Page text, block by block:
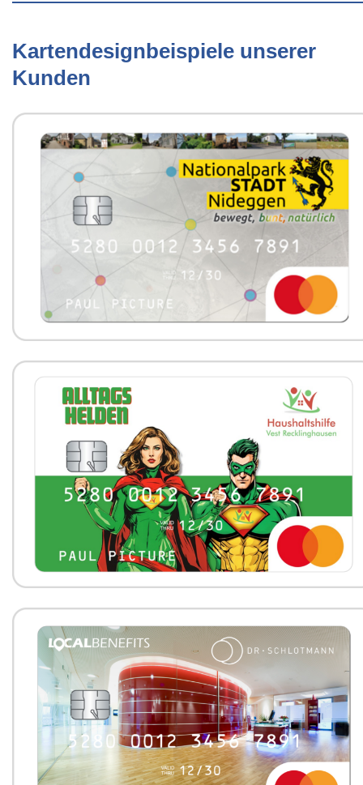
Kartendesignbeispiele unserer
Kunden